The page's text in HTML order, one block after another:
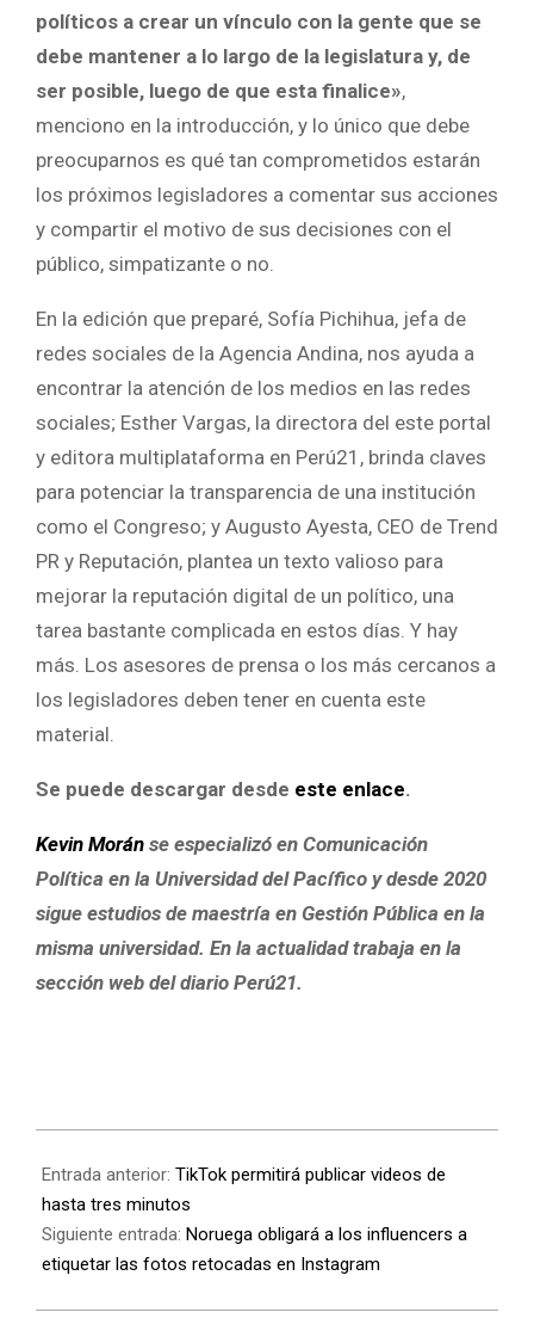
políticos a crear un vínculo con la gente que se
debe mantener a lo largo de la legislatura y, de
ser posible, luego de que esta finalice»,
menciono en la introducción, y lo único que debe
preocuparnos es qué tan comprometidos estarán
los próximos legisladores a comentar sus acciones
y compartir el motivo de sus decisiones con el
público, simpatizante o no.
En la edición que preparé, Sofía Pichihua, jefa de
redes sociales de la Agencia Andina, nos ayuda a
encontrar la atención de los medios en las redes
sociales; Esther Vargas, la directora del este portal
y editora multiplataforma en Perú21, brinda claves
para potenciar la transparencia de una institución
como el Congreso; y Augusto Ayesta, CEO de Trend
PR y Reputación, plantea un texto valioso para
mejorar la reputación digital de un político, una
tarea bastante complicada en estos días. Y hay
más. Los asesores de prensa o los más cercanos a
los legisladores deben tener en cuenta este
material.
Se puede descargar desde este enlace.
Kevin Morán se especializó en Comunicación
Política en la Universidad del Pacífico y desde 2020
sigue estudios de maestría en Gestión Pública en la
misma universidad. En la actualidad trabaja en la
sección web del diario Perú21.
Entrada anterior: TikTok permitirá publicar videos de
hasta tres minutos
Siguiente entrada: Noruega obligará a los influencers a
etiquetar las fotos retocadas en Instagram